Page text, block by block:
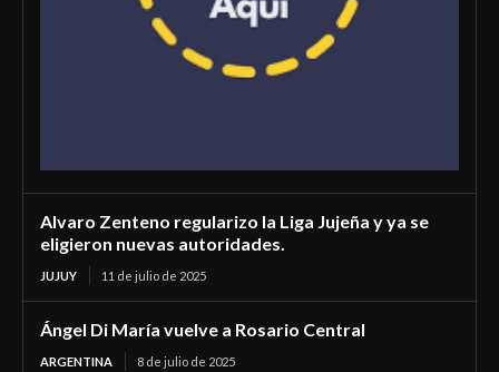
Alvaro Zenteno regularizo la Liga Jujeña y ya se
eligieron nuevas autoridades.
JUJUY 11 de julio de 2025
Ángel Di María vuelve a Rosario Central
ARGENTINA 8 de julio de 2025